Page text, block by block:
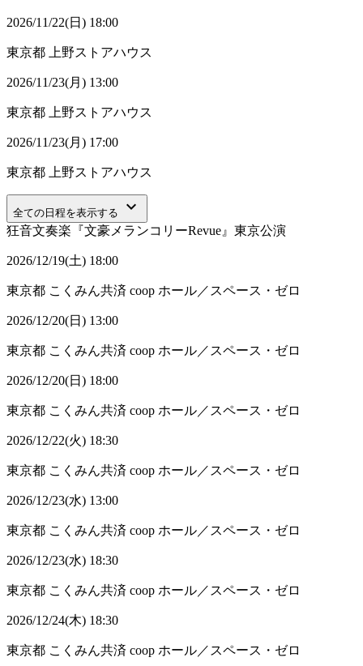
2026/11/22(日) 18:00
東京都 上野ストアハウス
2026/11/23(月) 13:00
東京都 上野ストアハウス
2026/11/23(月) 17:00
東京都 上野ストアハウス
全ての日程を表示する keyboard_arrow_down
狂音文奏楽『文豪メランコリーRevue』東京公演
2026/12/19(土) 18:00
東京都 こくみん共済 coop ホール／スペース・ゼロ
2026/12/20(日) 13:00
東京都 こくみん共済 coop ホール／スペース・ゼロ
2026/12/20(日) 18:00
東京都 こくみん共済 coop ホール／スペース・ゼロ
2026/12/22(火) 18:30
東京都 こくみん共済 coop ホール／スペース・ゼロ
2026/12/23(水) 13:00
東京都 こくみん共済 coop ホール／スペース・ゼロ
2026/12/23(水) 18:30
東京都 こくみん共済 coop ホール／スペース・ゼロ
2026/12/24(木) 18:30
東京都 こくみん共済 coop ホール／スペース・ゼロ